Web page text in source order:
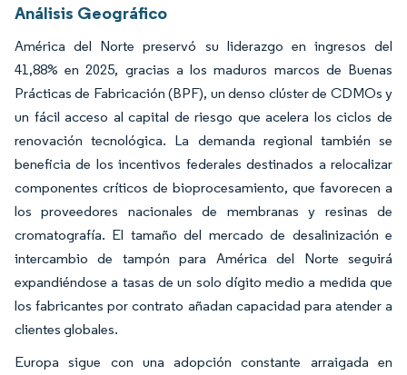
Análisis Geográfico
América del Norte preservó su liderazgo en ingresos del
41,88% en 2025, gracias a los maduros marcos de Buenas
Prácticas de Fabricación (BPF), un denso clúster de CDMOs y
un fácil acceso al capital de riesgo que acelera los ciclos de
renovación tecnológica. La demanda regional también se
beneficia de los incentivos federales destinados a relocalizar
componentes críticos de bioprocesamiento, que favorecen a
los proveedores nacionales de membranas y resinas de
cromatografía. El tamaño del mercado de desalinización e
intercambio de tampón para América del Norte seguirá
expandiéndose a tasas de un solo dígito medio a medida que
los fabricantes por contrato añadan capacidad para atender a
clientes globales.
Europa sigue con una adopción constante arraigada en